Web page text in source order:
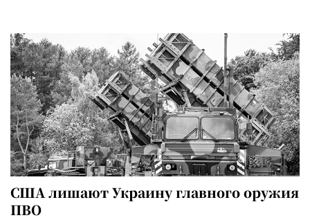
США лишают Украину главного оружия
ПВО